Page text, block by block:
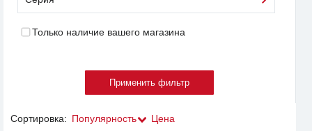
Только наличие вашего магазина
Сортировка: Популярность Цена